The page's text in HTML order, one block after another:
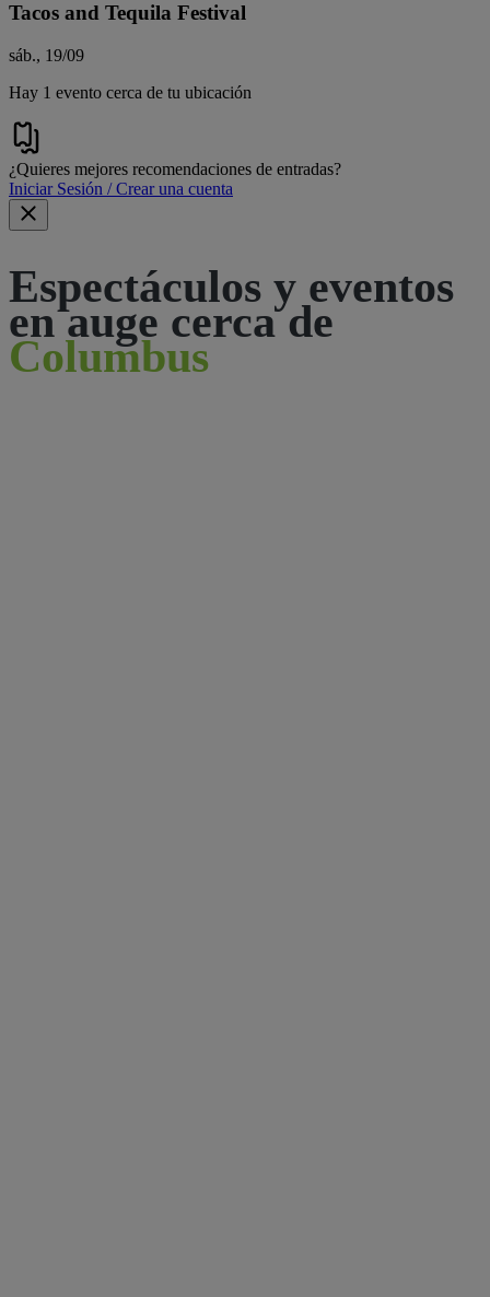
Tacos and Tequila Festival
sáb., 19/09
Hay 1 evento cerca de tu ubicación
¿Quieres mejores recomendaciones de entradas?
Iniciar Sesión / Crear una cuenta
Espectáculos y eventos
en auge cerca de
Columbus